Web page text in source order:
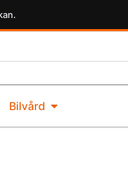
Bilvård